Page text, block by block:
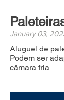
January 03,
Aluguel de
Podem ser
câmara fria